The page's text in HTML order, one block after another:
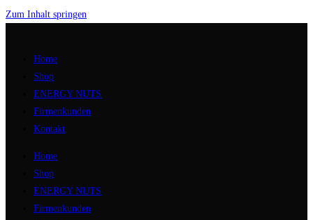
Zum Inhalt springen
Home
Shop
ENERGY NUTS
Firmenkunden
Kontakt
Home
Shop
ENERGY NUTS
Firmenkunden